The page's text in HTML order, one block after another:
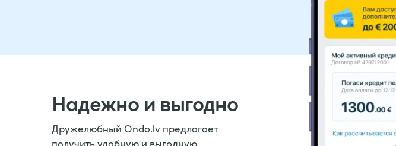
Надежно и выгодно
Дружелюбный Ondo.lv предлагает